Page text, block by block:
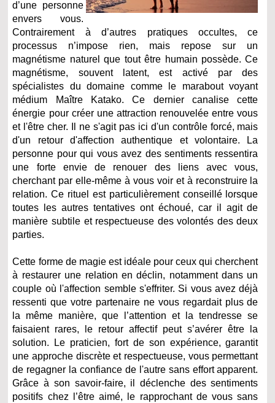
d’une personne
envers vous.
Contrairement à d’autres pratiques occultes, ce
processus n’impose rien, mais repose sur un
magnétisme naturel que tout être humain possède. Ce
magnétisme, souvent latent, est activé par des
spécialistes du domaine comme le marabout voyant
médium Maître Katako. Ce dernier canalise cette
énergie pour créer une attraction renouvelée entre vous
et l'être cher. Il ne s'agit pas ici d'un contrôle forcé, mais
d'un retour d'affection authentique et volontaire. La
personne pour qui vous avez des sentiments ressentira
une forte envie de renouer des liens avec vous,
cherchant par elle-même à vous voir et à reconstruire la
relation. Ce rituel est particulièrement conseillé lorsque
toutes les autres tentatives ont échoué, car il agit de
manière subtile et respectueuse des volontés des deux
parties.
Cette forme de magie est idéale pour ceux qui cherchent
à restaurer une relation en déclin, notamment dans un
couple où l'affection semble s'effriter. Si vous avez déjà
ressenti que votre partenaire ne vous regardait plus de
la même manière, que l’attention et la tendresse se
faisaient rares, le retour affectif peut s’avérer être la
solution. Le praticien, fort de son expérience, garantit
une approche discrète et respectueuse, vous permettant
de regagner la confiance de l'autre sans effort apparent.
Grâce à son savoir-faire, il déclenche des sentiments
positifs chez l’être aimé, le rapprochant de vous sans